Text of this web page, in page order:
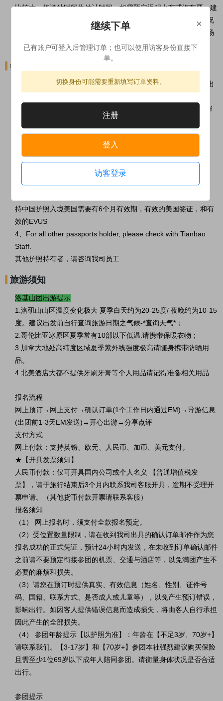
比较大，接送站时间为估计时间，如需预定返程火车或汽车票，建
议您尽量留出至少1个小时的换乘时间，避免交通堵塞或意外状况
延迟而耽误您的行程；如需前往机场，建议至少预留3小时至机场
办理入关手续时间。
签证须知
1、参团者需自行负责及携带有效之旅游证件及签证，有效期以出
Passengers are responsible for all travel documents validity. (If
2、Canadians need a valid passport to entry and return to
加拿大护照持有者需要有效的护照入境加拿大
3、Both valid US Visa and EVUS are required to enter US for
Chinese passport, and the passport should be valid for six (6)
持中国护照入境美国需要有6个月有效期，有效的美国签证，和有
效的EVUS
4、For all other passports holder, please check with Tianbao
Staff.
其他护照持有者，请咨询我司员工
旅游须知
洛基山团出游提示
1.洛矶山山区温度变化极大 夏季白天约为20-25度/ 夜晚约为10-15
度。建议出发前自行查询旅游日期之气候-*查询天气*；
2.哥伦比亚冰原区夏季常有10部以下低温.请携带保暖衣物；
3.加拿大地处高纬度区域夏季紫外线强度极高请随身携带防晒用
品。
4.北美酒店大都不提供牙刷牙膏等个人用品请记得准备相关用品
报名流程
网上预订→网上支付→确认订单(1个工作日内通过EM)→导游信息
(出团前1-3天EM发送)→开心出游→分享点评
支付方式
网上付款：支持英镑、欧元、人民币、加币、美元支付。
★【开具发票须知】
人民币付款：仅可开具国内公司或个人名义 【普通增值税发
票】，请于旅行结束后3个月内联系我司客服开具，逾期不受理开
票申请。（其他货币付款开票请联系客服）
报名须知
（1） 网上报名时，须支付全款报名预定。
（2）受位置数量限制，请在收到我司出具的确认订单邮件作为您
报名成功的正式凭证，预计24小时内发送，在未收到订单确认邮件
之前请不要预定衔接参团的机票、交通与酒店等，以免满团产生不
必要的麻烦和损失。
（3）请您在预订时提供真实、有效信息（姓名、性别、证件号
码、国籍、联系方式、是否成人或儿童等），以免产生预订错误，
影响出行。如因客人提供错误信息而造成损失，将由客人自行承担
因此产生的全部损失。
（4） 参团年龄提示【以护照为准】：年龄在【不足3岁、70岁+】
请联系我们。【3-17岁】和【70岁+】参团本社强烈建议购买保险
且需至少1位69岁以下成年人陪同参团。请衡量身体状况是否合适
出行。
参团提示
×
继续下单
已有账户可登入后管理订单；也可以使用访客身份直接下
单。
切换身份可能需要重新填写订单资料。
注册
登入
访客登录